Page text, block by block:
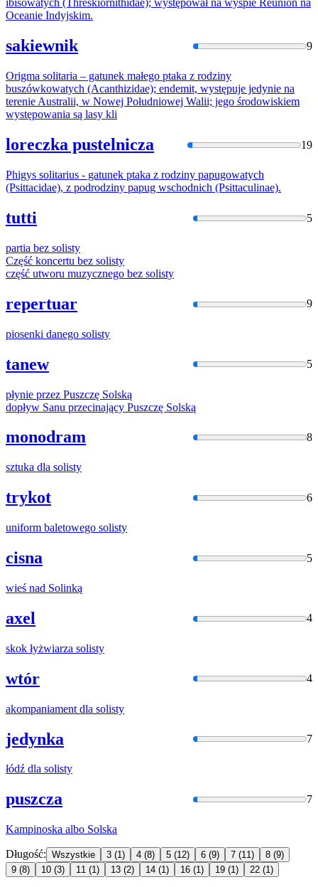
ibisowatych (Threskiornithidae); występował na wyspie Reunion na
Oceanie Indyjskim.
sakiewnik 9
Origma solitaria – gatunek małego ptaka z rodziny
buszówkowatych (Acanthizidae); endemit, występuje jedynie na
terenie Australii, w Nowej Południowej Walii; jego środowiskiem
występowania są lasy kli
loreczka pustelnicza 19
Phigys solitarius - gatunek ptaka z rodziny papugowatych
(Psittacidae), z podrodziny papug wschodnich (Psittaculinae).
tutti 5
partia bez solisty
Część koncertu bez solisty
część utworu muzycznego bez solisty
repertuar 9
piosenki danego solisty
tanew 5
płynie przez Puszczę Solską
dopływ Sanu przecinający Puszczę Solską
monodram 8
sztuka dla solisty
trykot 6
uniform baletowego solisty
cisna 5
wieś nad Solinką
axel 4
skok łyżwiarza solisty
wtór 4
akompaniament dla solisty
jedynka 7
łódź dla solisty
puszcza 7
Kampinoska albo Solska
Długość: Wszystkie 3 (1) 4 (8) 5 (12) 6 (9) 7 (11) 8 (9)
9 (8) 10 (3) 11 (1) 13 (2) 14 (1) 16 (1) 19 (1) 22 (1)